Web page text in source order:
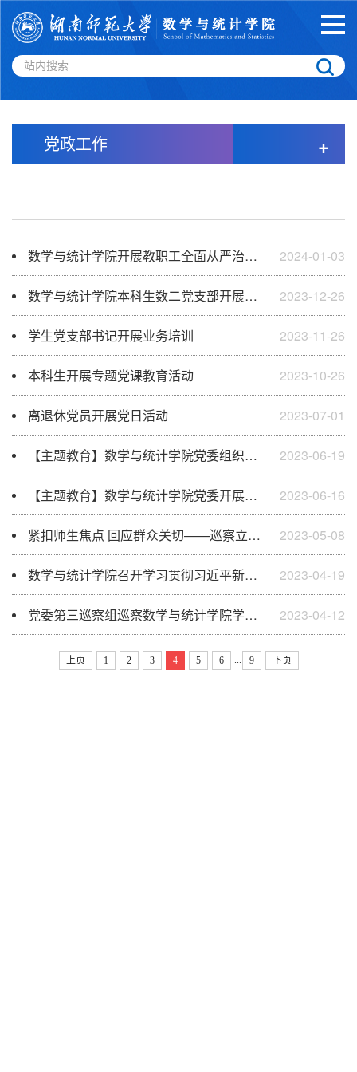
党政工作 +
2024-01-03
数学与统计学院开展教职工全面从严治党、加强和改进师德师风、意识形态工作政治理论专题学习
2023-12-26
数学与统计学院本科生数二党支部开展党团活动
2023-11-26
学生党支部书记开展业务培训
2023-10-26
本科生开展专题党课教育活动
2023-07-01
离退休党员开展党日活动
2023-06-19
【主题教育】数学与统计学院党委组织教职工党员开展主题党日活动
2023-06-16
【主题教育】数学与统计学院党委开展毕业生党员主题党日活动
2023-05-08
紧扣师生焦点 回应群众关切——巡察立行立改见成效
2023-04-19
数学与统计学院召开学习贯彻习近平新时代中国特色社会主义思想主题教育动员部署会
2023-04-12
党委第三巡察组巡察数学与统计学院学院党委工作动员会召开
上页 1 2 3 4 5 6 9 下页